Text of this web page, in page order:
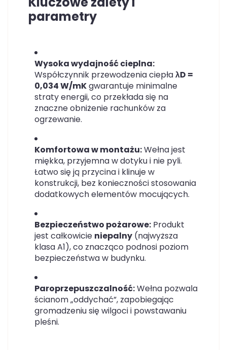
parametry
Wysoka wydajność cieplna:
Współczynnik przewodzenia ciepłaλD =
0,034 W/mKgwarantuje minimalne
straty energii, co przekłada się na
znaczne obniżenie rachunków za
ogrzewanie.
Komfortowa w montażu:Wełna jest
miękka, przyjemna w dotyku i nie pyli.
Łatwo się ją przycina i klinuje w
konstrukcji, bez konieczności stosowania
dodatkowych elementów mocujących.
Bezpieczeństwo pożarowe: Produkt
jest całkowicie niepalny (najwyższa
klasa A1), co znacząco podnosi poziom
bezpieczeństwa w budynku.
Paroprzepuszczalność:Wełna pozwala
ścianom „oddychać”, zapobiegając
gromadzeniu się wilgoci i powstawaniu
pleśni.